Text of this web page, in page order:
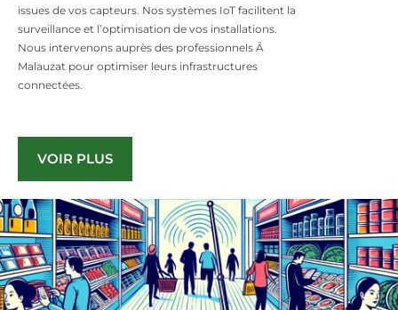
issues de vos capteurs. Nos systèmes IoT facilitent la
surveillance et l’optimisation de vos installations.
Nous intervenons auprès des professionnels Ã
Malauzat pour optimiser leurs infrastructures
connectées.
VOIR PLUS